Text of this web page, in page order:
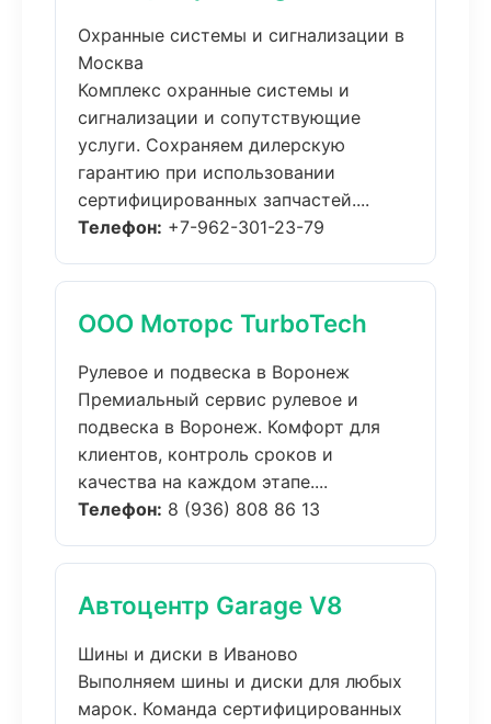
Охранные системы и сигнализации в
Москва
Комплекс охранные системы и
сигнализации и сопутствующие
услуги. Сохраняем дилерскую
гарантию при использовании
сертифицированных запчастей....
Телефон: +7-962-301-23-79
ООО Моторс TurboTech
Рулевое и подвеска в Воронеж
Премиальный сервис рулевое и
подвеска в Воронеж. Комфорт для
клиентов, контроль сроков и
качества на каждом этапе....
Телефон: 8 (936) 808 86 13
Автоцентр Garage V8
Шины и диски в Иваново
Выполняем шины и диски для любых
марок. Команда сертифицированных